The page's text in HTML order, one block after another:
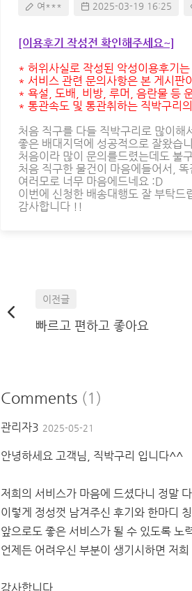
여*** 2025-03-19 16:25
[이용후기 작성전 확인해주세요~]
* 허위사실로 작성된 악성이용후기
* 서비스 관련 문의사항은 본 게시판
* 욕설, 도배, 비방, 루머, 음란물 등
* 통관속도 및 통관취하는 직박구리
처음 직구를 다들 직박구리로 많이해
좋은 배대지덕에 성공적으로 잘왔습
처음이라 많이 문의를드렸는데도 불
처음 직구한 물건이 마음에들어서,
여러모로 너무 마음에드네요 :D
이번에 신청한 배송대행도 잘 부탁드
감사합니다 !!
이전글
빠르고 편하고 좋아요
Comments (1)
관리자3 2025-05-21
안녕하세요 고객님, 직박구리 입니다^^
저희의 서비스가 마음에 드셨다니 정말
이렇게 정성껏 남겨주신 후기와 한마디
앞으로도 좋은 서비스가 될 수 있도록 노
언제든 어려우신 부분이 생기시하면 저
감사합니다.